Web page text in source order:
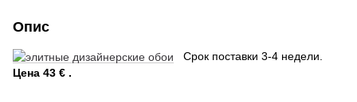
Опис
Срок поставки 3-4 недели.
Цена 43 € .